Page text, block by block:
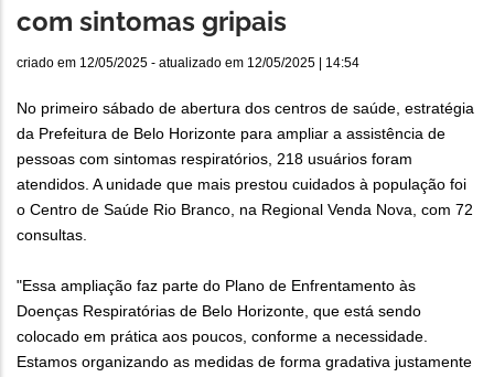
com sintomas gripais
criado em 12/05/2025 - atualizado em 12/05/2025 | 14:54
No primeiro sábado de abertura dos centros de saúde, estratégia
da Prefeitura de Belo Horizonte para ampliar a assistência de
pessoas com sintomas respiratórios, 218 usuários foram
atendidos. A unidade que mais prestou cuidados à população foi
o Centro de Saúde Rio Branco, na Regional Venda Nova, com 72
consultas.
"Essa ampliação faz parte do Plano de Enfrentamento às
Doenças Respiratórias de Belo Horizonte, que está sendo
colocado em prática aos poucos, conforme a necessidade.
Estamos organizando as medidas de forma gradativa justamente